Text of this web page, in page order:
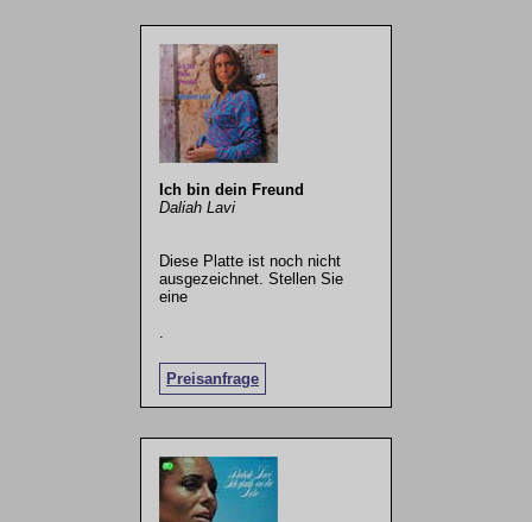
Ich bin dein Freund
Daliah Lavi
Diese Platte ist noch nicht
ausgezeichnet. Stellen Sie
eine
Preisanfrage
.